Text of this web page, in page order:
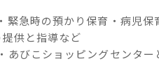
緊急時の預かり保育・病児保
供と指導など
あびこショッピングセンタ